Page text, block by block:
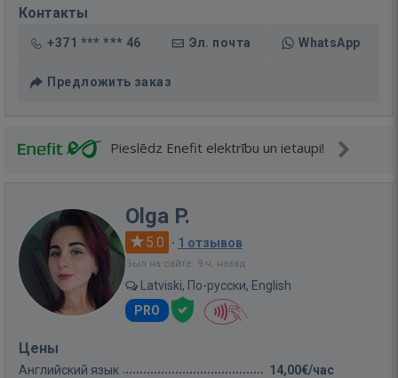
Контакты
+371 *** *** 46 Эл. почта WhatsApp
Предложить заказ
Pieslēdz Enefit elektrību un ietaupi!
Olga P.
5.0 · 1 отзывов
Был на сайте: 9 ч. назад
Latviski, По-русски, English
PRO
Цены
Английский язык 14,00€/час